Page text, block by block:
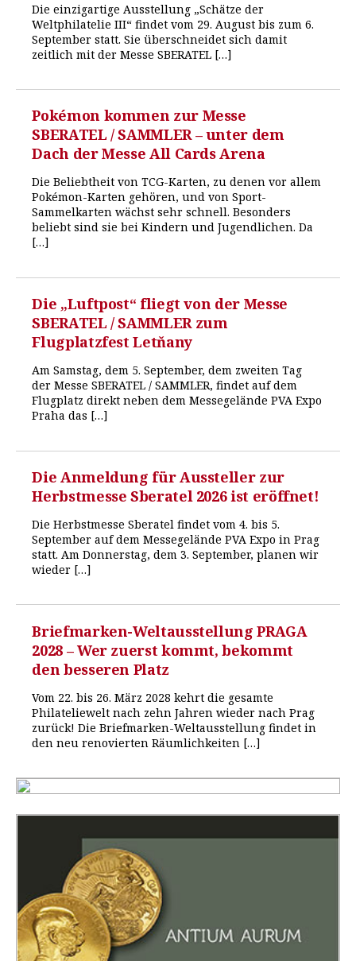
Die einzigartige Ausstellung „Schätze der
Weltphilatelie III“ findet vom 29. August bis zum 6.
September statt. Sie überschneidet sich damit
zeitlich mit der Messe SBERATEL […]
Pokémon kommen zur Messe
SBERATEL / SAMMLER – unter dem
Dach der Messe All Cards Arena
Die Beliebtheit von TCG-Karten, zu denen vor allem
Pokémon-Karten gehören, und von Sport-
Sammelkarten wächst sehr schnell. Besonders
beliebt sind sie bei Kindern und Jugendlichen. Da
[…]
Die „Luftpost“ fliegt von der Messe
SBERATEL / SAMMLER zum
Flugplatzfest Letňany
Am Samstag, dem 5. September, dem zweiten Tag
der Messe SBERATEL / SAMMLER, findet auf dem
Flugplatz direkt neben dem Messegelände PVA Expo
Praha das […]
Die Anmeldung für Aussteller zur
Herbstmesse Sberatel 2026 ist eröffnet!
Die Herbstmesse Sberatel findet vom 4. bis 5.
September auf dem Messegelände PVA Expo in Prag
statt. Am Donnerstag, dem 3. September, planen wir
wieder […]
Briefmarken-Weltausstellung PRAGA
2028 – Wer zuerst kommt, bekommt
den besseren Platz
Vom 22. bis 26. März 2028 kehrt die gesamte
Philateliewelt nach zehn Jahren wieder nach Prag
zurück! Die Briefmarken-Weltausstellung findet in
den neu renovierten Räumlichkeiten […]